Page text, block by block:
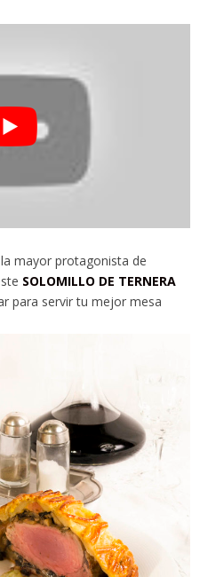
mayor protagonista de
SOLOMILLO DE TERNERA
para servir tu mejor mesa